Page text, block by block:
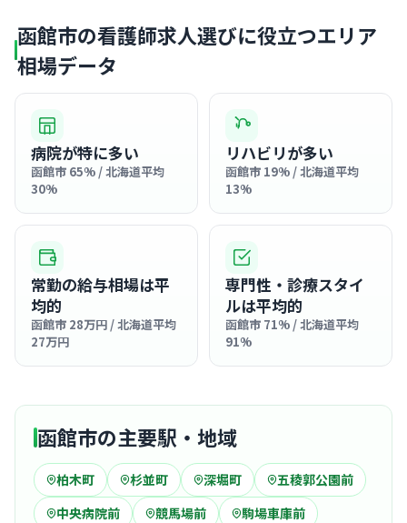
函館市の看護師求人選びに役立つエリア
相場データ
病院が特に多い
函館市 65% / 北海道平均
30%
リハビリが多い
函館市 19% / 北海道平均
13%
常勤の給与相場は平
均的
函館市 28万円 / 北海道平均
27万円
専門性・診療スタイ
ルは平均的
函館市 71% / 北海道平均
91%
函館市の主要駅・地域
柏木町 杉並町 深堀町
五稜郭公園前
中央病院前
競馬場前
駒場車庫前